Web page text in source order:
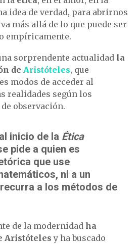
idea de verdad, para abrirnos
más allá de lo que puede ser
empíricamente.
sorprendente actualidad la
de Aristóteles, que
modos de acceder al
realidades según los
observación.
inicio de la Ética
pide a quien es
que use
ni a un
a los métodos de
de la modernidad ha
Aristóteles y ha buscado